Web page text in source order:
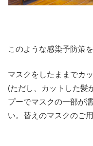
このような感染予防策
マスクをしたままでカ
(ただし、カットした髪
プーでマスクの一部が
い。替えのマスクのご